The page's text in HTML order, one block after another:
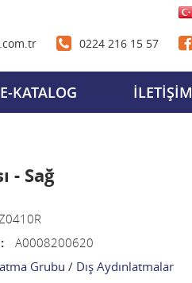
0224 216 15 57
E-KATALOG İLETİŞİM
- Sağ
A0008200620
Grubu / Dış Aydınlatmalar